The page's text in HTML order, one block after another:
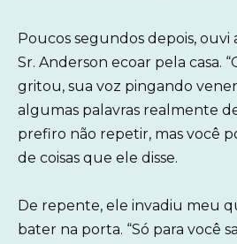
Poucos segundos depois,
Sr. Anderson ecoar pela casa.
gritou, sua voz pingando
algumas palavras realmente
prefiro não repetir, mas você
de coisas que ele disse.
De repente, ele invadiu meu
bater na porta. “Só para você